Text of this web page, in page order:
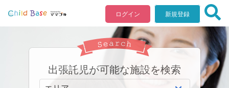
ログイン 新規登録
出張託児が可能な施設を検索